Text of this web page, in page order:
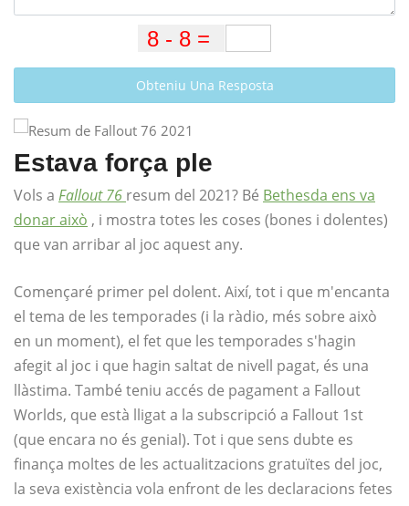
Obteniu Una Resposta
Estava força ple
Vols a Fallout 76 resum del 2021? Bé Bethesda ens va
donar això , i mostra totes les coses (bones i dolentes)
que van arribar al joc aquest any.
Començaré primer pel dolent. Així, tot i que m'encanta
el tema de les temporades (i la ràdio, més sobre això
en un moment), el fet que les temporades s'hagin
afegit al joc i que hagin saltat de nivell pagat, és una
llàstima. També teniu accés de pagament a Fallout
Worlds, que està lligat a la subscripció a Fallout 1st
(que encara no és genial). Tot i que sens dubte es
finança moltes de les actualitzacions gratuïtes del joc,
la seva existència vola enfront de les declaracions fetes